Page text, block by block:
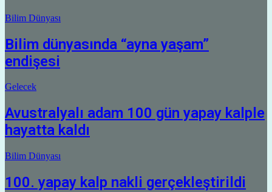
Bilim Dünyası
Bilim dünyasında “ayna yaşam”
endişesi
Gelecek
Avustralyalı adam 100 gün yapay kalple
hayatta kaldı
Bilim Dünyası
100. yapay kalp nakli gerçekleştirildi